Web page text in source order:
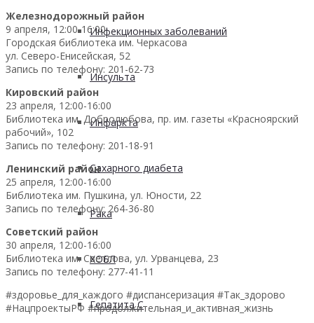
Инфекционных заболеваний
Инсульта
Инфаркта
Сахарного диабета
Рака
ХОБЛ
Гепатита С
Железнодорожный район
9 апреля, 12:00-16:00
Городская библиотека им. Черкасова
ул. Северо-Енисейская, 52
Запись по телефону: 201-62-73
Кировский район
23 апреля, 12:00-16:00
Библиотека им. Добролюбова, пр. им. газеты «Красноярский
рабочий», 102
Запись по телефону: 201-18-91
Ленинский район
25 апреля, 12:00-16:00
Библиотека им. Пушкина, ул. Юности, 22
Запись по телефону: 264-36-80
Советский район
30 апреля, 12:00-16:00
Библиотека им. Светлова, ул. Урванцева, 23
Запись по телефону: 277-41-11
#здоровье_для_каждого #диспансеризация #Так_здорово
#НацпроектыРФ #продолжительная_и_активная_жизнь